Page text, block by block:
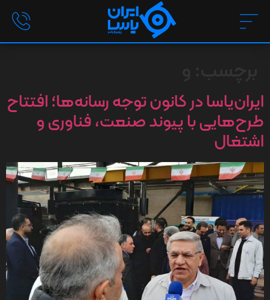
ایران‌یاسا در کانون توجه رسانه‌ها؛ افتتاح
طرح‌هایی با پیوند صنعت، فناوری و
اشتغال